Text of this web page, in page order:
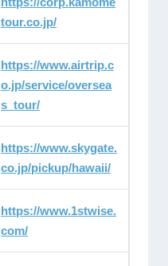
tour.co.jp/
https://www.airtrip.c
o.jp/service/oversea
s_tour/
https://www.skygate.
co.jp/pickup/hawaii/
https://www.1stwise.
com/